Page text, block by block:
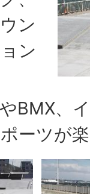
ン
ン
BMX、
ーツが